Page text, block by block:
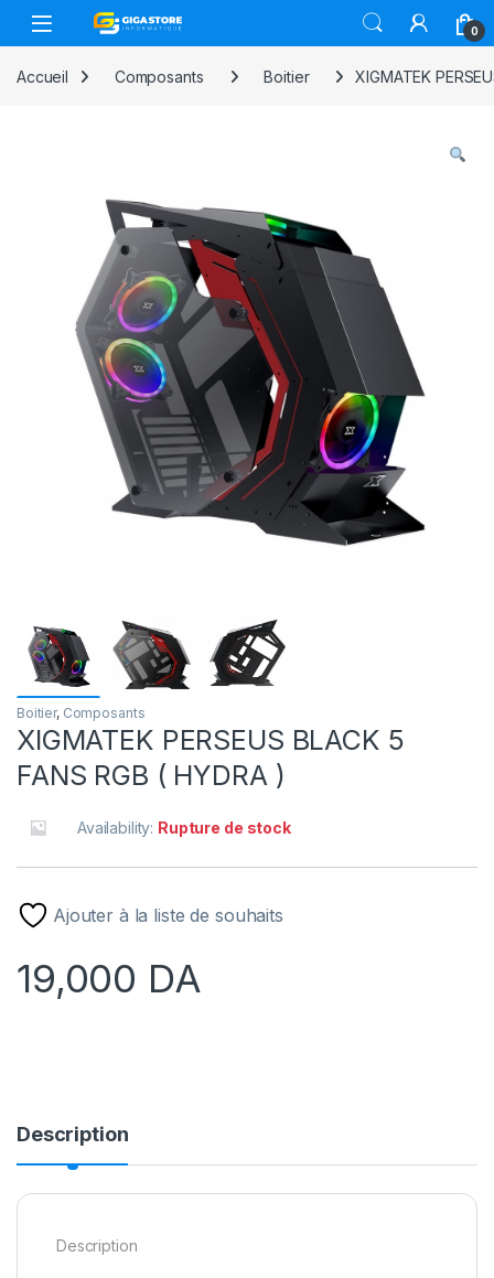
Skip to navigation
Skip to content
0
Accueil Composants Boitier XIGMATEK
Boitier, Composants
XIGMATEK PERSEUS BLACK 5
FANS RGB ( HYDRA )
Availability: Rupture de stock
Ajouter à la liste de souhaits
19,000 DA
Description
Description